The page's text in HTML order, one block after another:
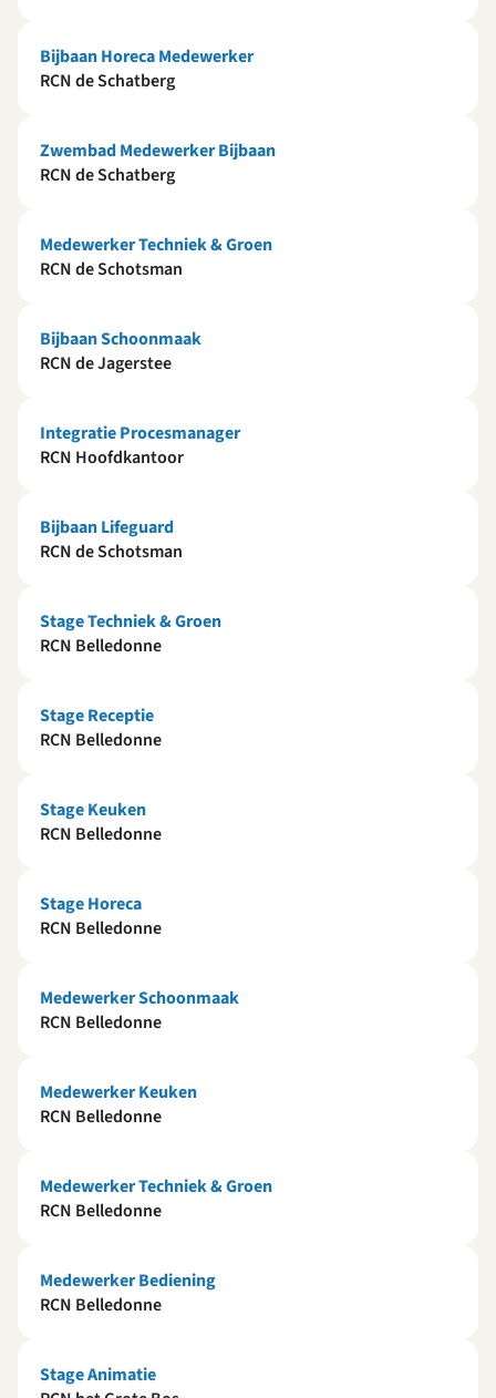
Bijbaan Horeca Medewerker
RCN de Schatberg
Zwembad Medewerker Bijbaan
RCN de Schatberg
Medewerker Techniek & Groen
RCN de Schotsman
Bijbaan Schoonmaak
RCN de Jagerstee
Integratie Procesmanager
RCN Hoofdkantoor
Bijbaan Lifeguard
RCN de Schotsman
Stage Techniek & Groen
RCN Belledonne
Stage Receptie
RCN Belledonne
Stage Keuken
RCN Belledonne
Stage Horeca
RCN Belledonne
Medewerker Schoonmaak
RCN Belledonne
Medewerker Keuken
RCN Belledonne
Medewerker Techniek & Groen
RCN Belledonne
Medewerker Bediening
RCN Belledonne
Stage Animatie